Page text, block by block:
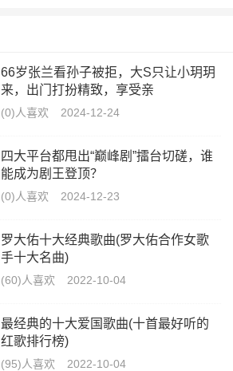
66岁张兰看孙子被拒，大S只让小玥玥
来，出门打扮精致，享受亲
(0)人喜欢 2024-12-24
四大平台都甩出“巅峰剧”擂台切磋，谁
能成为剧王登顶？
(0)人喜欢 2024-12-23
罗大佑十大经典歌曲(罗大佑合作女歌
手十大名曲)
(60)人喜欢 2022-10-04
最经典的十大爱国歌曲(十首最好听的
红歌排行榜)
(95)人喜欢 2022-10-04